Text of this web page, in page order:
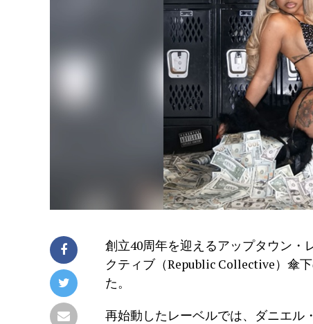
創立40周年を迎えるアップタウン・
クティブ（Republic Collective）傘
た。
再始動したレーベルでは、ダニエル